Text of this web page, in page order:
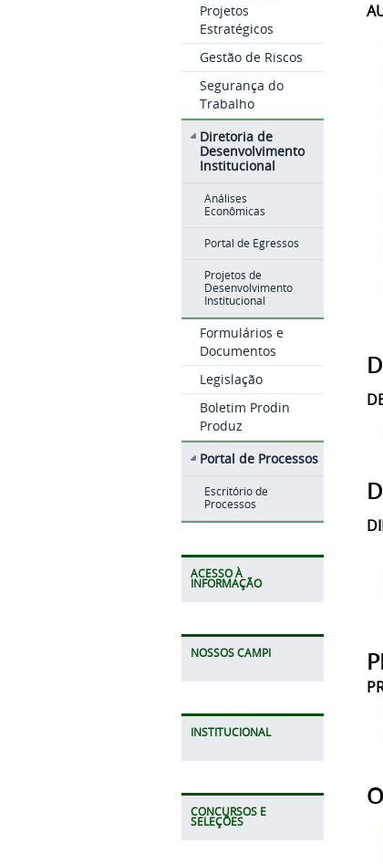
Projetos
Estratégicos
Gestão de Riscos
Segurança do
Trabalho
Diretoria de
Desenvolvimento
Institucional
Análises
Econômicas
Portal de Egressos
Projetos de
Desenvolvimento
Institucional
Formulários e
Documentos
Legislação
Boletim Prodin
Produz
Portal de Processos
Escritório de
Processos
ACESSO À
INFORMAÇÃO
NOSSOS CAMPI
INSTITUCIONAL
CONCURSOS E
SELEÇÕES